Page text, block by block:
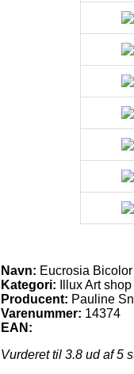
Navn: Eucrosia
Kategori: Illux Art
Producent: Pauline
Varenummer: 14374
EAN:
Vurderet til 3.8 ud af 5